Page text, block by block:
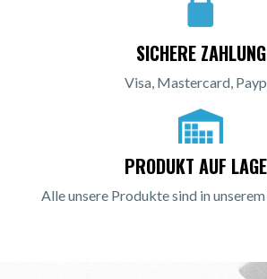
SICHERE ZAHLUNG
Visa, Mastercard,
PRODUKT AUF
Alle unsere Produkte sind in unserem